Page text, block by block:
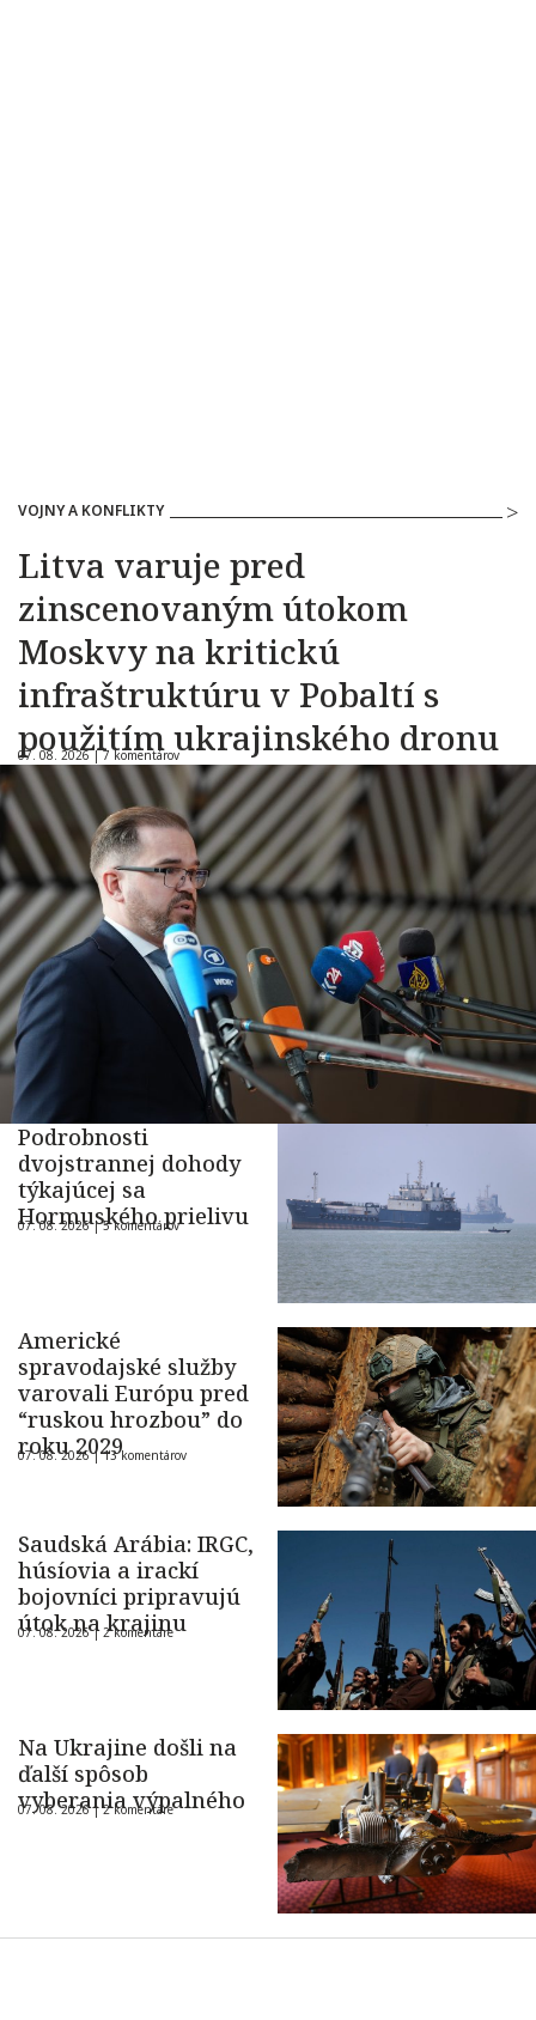
VOJNY A KONFLIKTY
Litva varuje pred
zinscenovaným útokom
Moskvy na kritickú
infraštruktúru v Pobaltí s
použitím ukrajinského dronu
07. 08. 2026 |7 komentárov
Podrobnosti
dvojstrannej dohody
týkajúcej sa
Hormuského prielivu
07. 08. 2026 |5 komentárov
Americké
spravodajské služby
varovali Európu pred
“ruskou hrozbou” do
roku 2029
07. 08. 2026 |13 komentárov
Saudská Arábia: IRGC,
húsíovia a irackí
bojovníci pripravujú
útok na krajinu
07. 08. 2026 |2 komentáre
Na Ukrajine došli na
ďalší spôsob
vyberania výpalného
07. 08. 2026 |2 komentáre